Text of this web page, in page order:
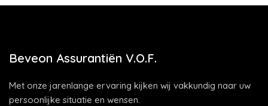
Beveon Assurantiën V.O.F.
Met onze jarenlange ervaring kijken wij vakkundig naar uw
persoonlijke situatie en wensen.